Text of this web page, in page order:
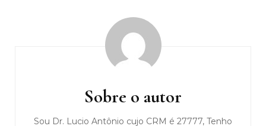
Sobre o autor
Sou Dr. Lucio Antônio cujo CRM é 27777, Tenho